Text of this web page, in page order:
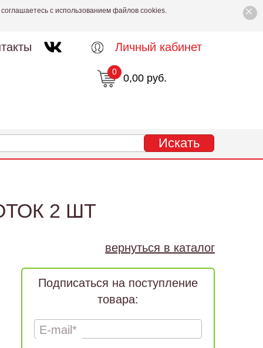
×
с использованием файлов cookies.
Личный кабинет
0,00 руб.
0
2 ШТ
вернуться в каталог
Подписаться на поступление
товара:
E-mail*